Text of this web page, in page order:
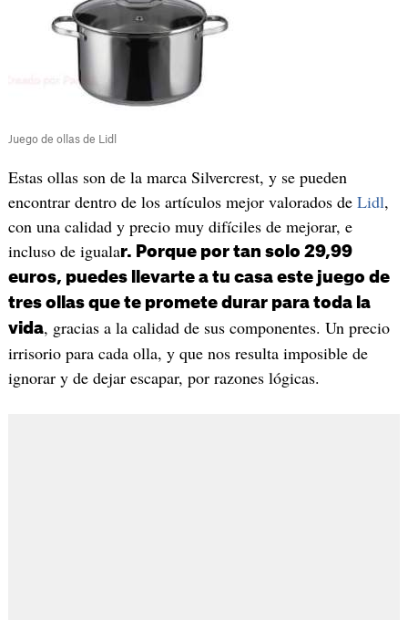
Juego de ollas de Lidl
Estas ollas son de la marca Silvercrest, y se pueden
encontrar dentro de los artículos mejor valorados de Lidl,
con una calidad y precio muy difíciles de mejorar, e
incluso de igualar. Porque por tan solo 29,99
euros, puedes llevarte a tu casa este juego de
tres ollas que te promete durar para toda la
vida, gracias a la calidad de sus componentes. Un precio
irrisorio para cada olla, y que nos resulta imposible de
ignorar y de dejar escapar, por razones lógicas.